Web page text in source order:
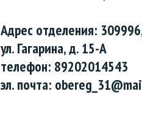
Адрес отделения:
ул. Гагарина, д. 15-А
телефон: 89202014543
эл. почта: